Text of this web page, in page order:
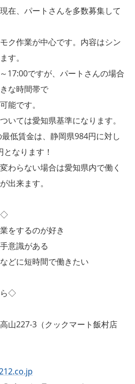
在、パートさんを多数募集して
ク作業が中心です。内容はシン
す。
17:00ですが、パートさんの場合
な時間帯で
能です。
いては愛知県基準になります。
低賃金は、静岡県984円に対し
なります！
わらない場合は愛知県内で働く
出来ます。
◇
をするのが好き
意識がある
どに短時間で働きたい
ら◇
山227-3（クックマート飯村店